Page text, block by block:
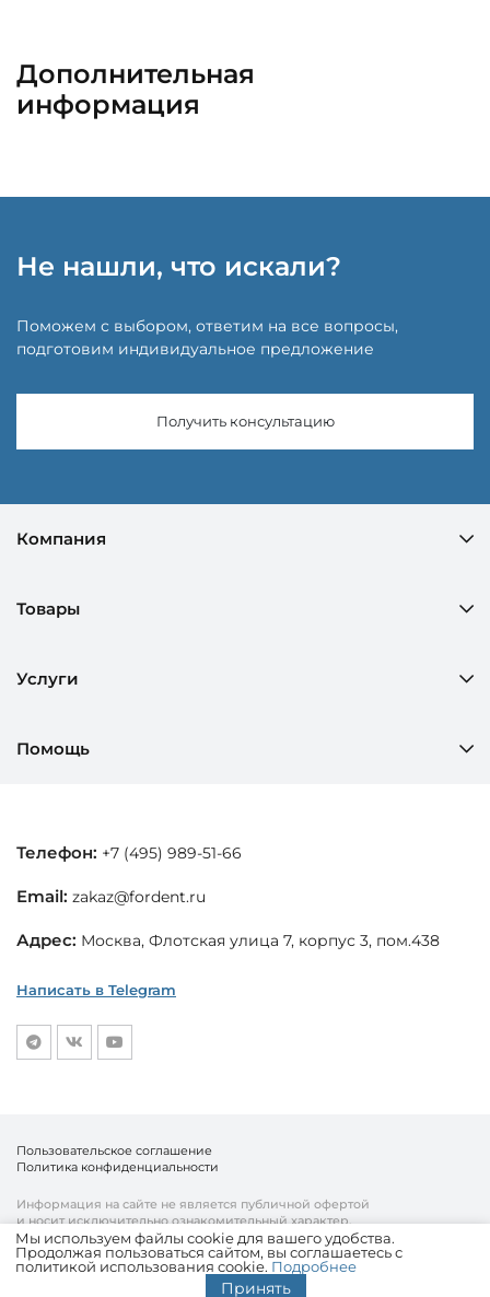
Дополнительная
информация
Не нашли, что искали?
Поможем с выбором, ответим на все вопросы,
подготовим индивидуальное предложение
Получить консультацию
Компания
Товары
Услуги
Помощь
Телефон: +7 (495) 989-51-66
Email: zakaz@fordent.ru
Адрес: Москва, Флотская улица 7, корпус 3, пом.438
Написать в Telegram
© «Fordent», 2010—2026
Комплексный подход к вашему бизнесу
Информация на сайте не является публичной офертой
и носит исключительно ознакомительный характер.
Пользовательское соглашение
Политика конфиденциальности
Мы используем файлы cookie для вашего удобства.
Продолжая пользоваться сайтом, вы соглашаетесь с
политикой использования cookie. Подробнее
Принять